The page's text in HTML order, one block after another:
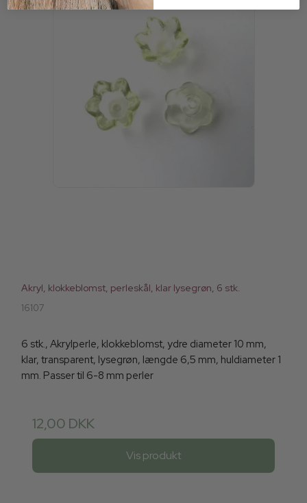
Akryl, klokkeblomst, perleskål, klar lysegrøn, 6 stk.
16107
6 stk., Akrylperle, klokkeblomst, ydre diameter 10 mm,
klar, transparent, lysegrøn, længde 6,5 mm, huldiameter 1
mm. Passer til 6-8 mm perler
12,00 DKK
Vis produkt